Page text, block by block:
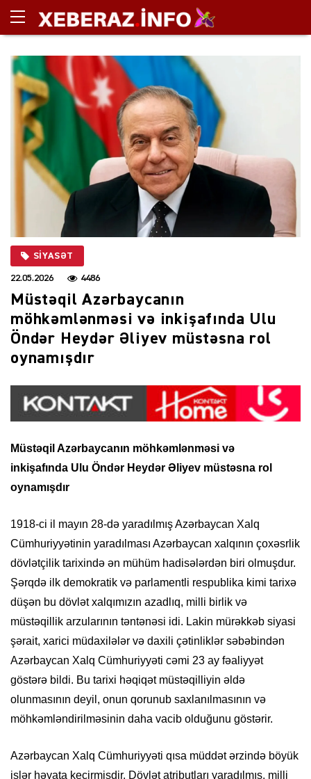
SIYASƏT
22.05.2026 4486
Müstəqil Azərbaycanın
möhkəmlənməsi və inkişafında Ulu
Öndər Heydər Əliyev müstəsna rol
oynamışdır
Müstəqil Azərbaycanın möhkəmlənməsi və
inkişafında Ulu Öndər Heydər Əliyev müstəsna rol
oynamışdır
1918-ci il mayın 28-də yaradılmış Azərbaycan Xalq
Cümhuriyyətinin yaradılması Azərbaycan xalqının çoxəsrlik
dövlətçilik tarixində ən mühüm hadisələrdən biri olmuşdur.
Şərqdə ilk demokratik və parlamentli respublika kimi tarixə
düşən bu dövlət xalqımızın azadlıq, milli birlik və
müstəqillik arzularının təntənəsi idi. Lakin mürəkkəb siyasi
şərait, xarici müdaxilələr və daxili çətinliklər səbəbindən
Azərbaycan Xalq Cümhuriyyəti cəmi 23 ay fəaliyyət
göstərə bildi. Bu tarixi həqiqət müstəqilliyin əldə
olunmasının deyil, onun qorunub saxlanılmasının və
möhkəmləndirilməsinin daha vacib olduğunu göstərir.
Azərbaycan Xalq Cümhuriyyəti qısa müddət ərzində böyük
işlər həyata keçirmişdir. Dövlət atributları yaradılmış, milli